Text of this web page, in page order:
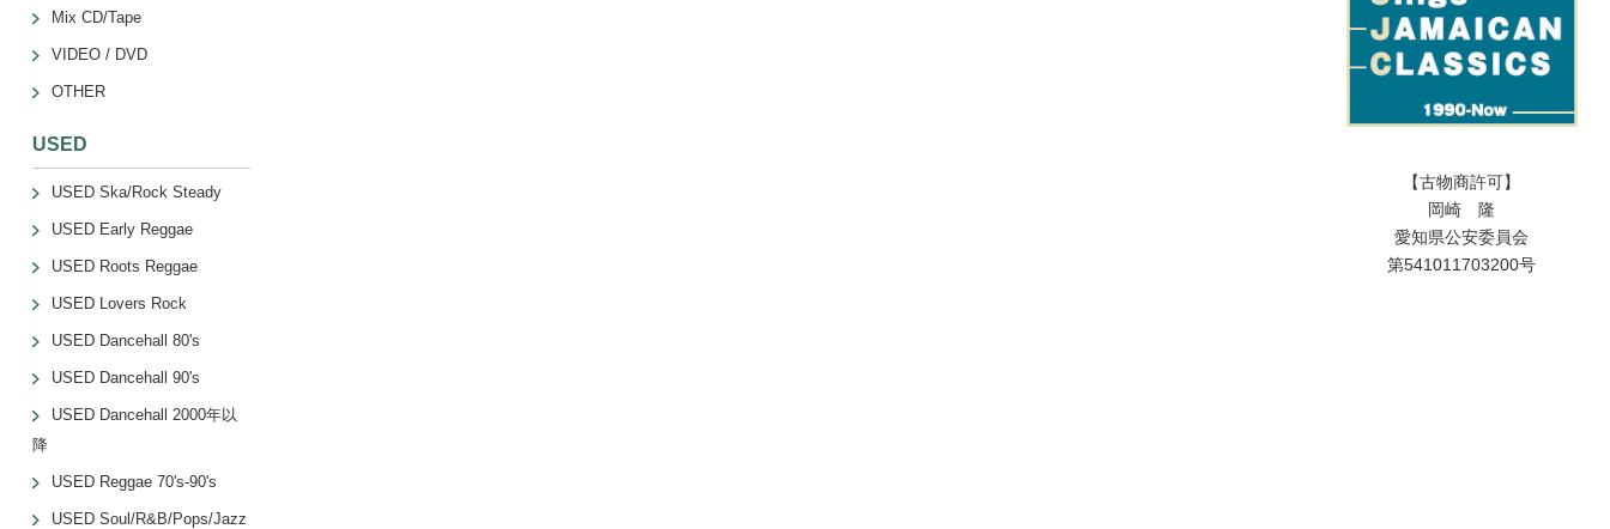
Mix CD/Tape
VIDEO / DVD
OTHER
USED
USED Ska/Rock Steady
USED Early Reggae
USED Roots Reggae
USED Lovers Rock
USED Dancehall 80's
USED Dancehall 90's
USED Dancehall 2000年以
降
USED Reggae 70's-90's
USED Soul/R&B/Pops/Jazz
【古物商許可】
岡崎 隆
愛知県公安委員会
第541011703200号